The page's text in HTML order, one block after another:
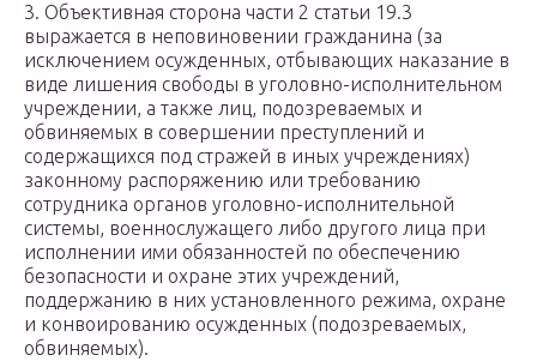
3. Объективная сторона части 2 статьи 19.3
выражается в неповиновении гражданина (за
исключением осужденных, отбывающих наказание в
виде лишения свободы в уголовно-исполнительном
учреждении, а также лиц, подозреваемых и
обвиняемых в совершении преступлений и
содержащихся под стражей в иных учреждениях)
законному распоряжению или требованию
сотрудника органов уголовно-исполнительной
системы, военнослужащего либо другого лица при
исполнении ими обязанностей по обеспечению
безопасности и охране этих учреждений,
поддержанию в них установленного режима, охране
и конвоированию осужденных (подозреваемых,
обвиняемых).